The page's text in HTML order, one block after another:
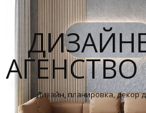
Дизайн, планировка, декор